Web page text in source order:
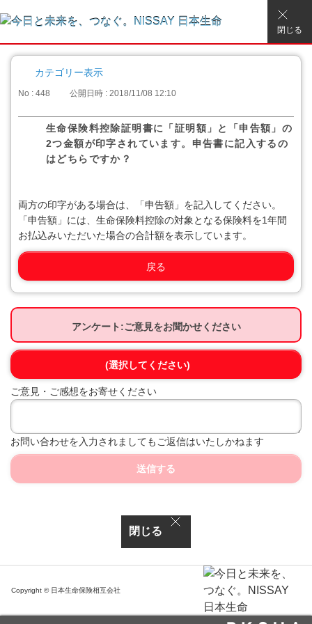
閉じる
カテゴリー表示
No : 448 公開日時 : 2018/11/08 12:10
生命保険料控除証明書に「証明額」と「申告額」の
2つ金額が印字されています。申告書に記入するの
はどちらですか？
両方の印字がある場合は、「申告額」を記入してください。
「申告額」には、生命保険料控除の対象となる保険料を1年間
お払込みいただいた場合の合計額を表示しています。
戻る
アンケート:ご意見をお聞かせください
(選択してください)
ご意見・ご感想をお寄せください
お問い合わせを入力されましてもご返信はいたしかねます
送信する
閉じる
Copyright © 日本生命保険相互会社